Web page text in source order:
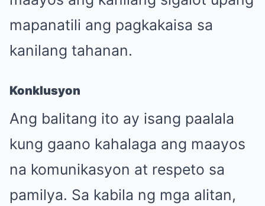
mapanatili ang pagkakaisa sa
kanilang tahanan.
Konklusyon
Ang balitang ito ay isang paalala
kung gaano kahalaga ang maayos
na komunikasyon at respeto sa
pamilya. Sa kabila ng mga alitan,